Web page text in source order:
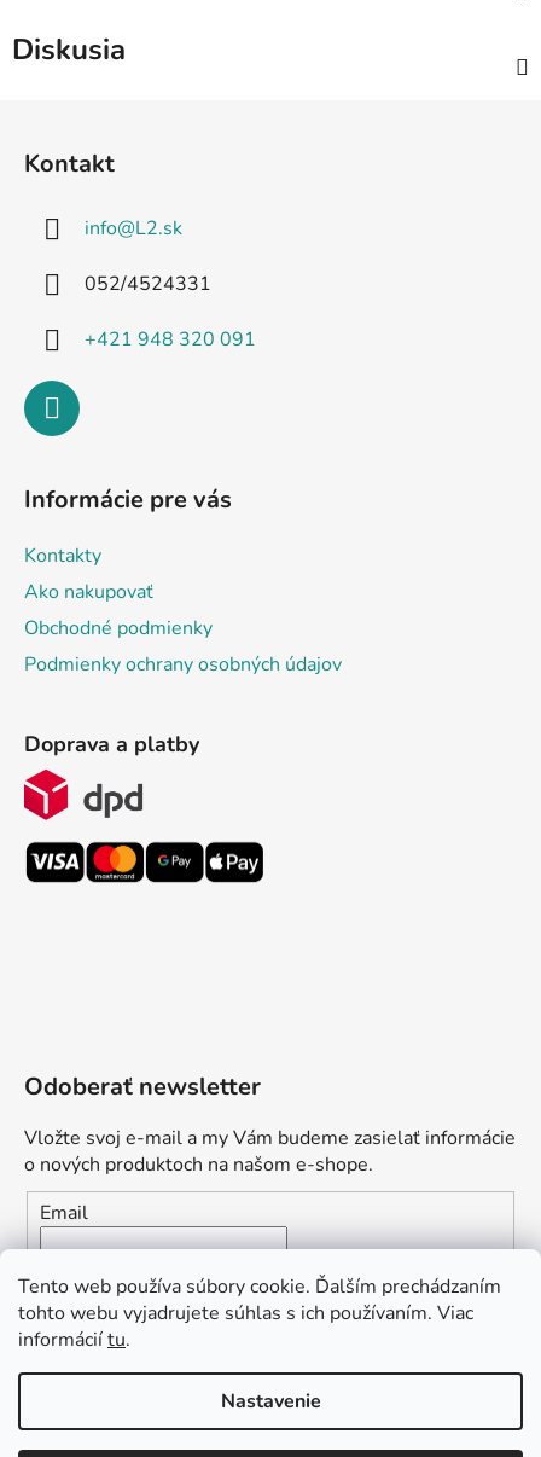
Tento web používa súbory cookie. Ďalším prechádzaním
tohto webu vyjadrujete súhlas s ich používaním. Viac
informáciítu.
Nastavenie
Diskusia
Kontakt
info@L2.sk
052/4524331
+421 948 320 091
Informácie pre vás
Kontakty
Ako nakupovať
Obchodné podmienky
Podmienky ochrany osobných údajov
Doprava a platby
Odoberať newsletter
Vložte svoj e-mail a my Vám budeme zasielať informácie
o nových produktoch na našom e-shope.
Email
Vložením e-mailu súhlasíte s
podmienkami ochrany
osobných údajov
môžem pomôcť?“